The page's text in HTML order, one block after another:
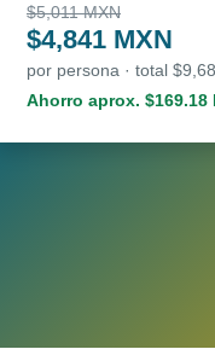
$5,011 MXN
$4,841 MXN
por persona · total
Ahorro aprox. $169.18